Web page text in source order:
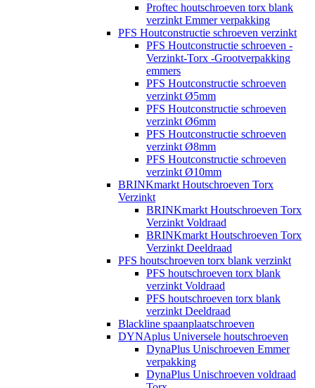
Proftec houtschroeven torx blank
verzinkt Emmer verpakking
PFS Houtconstructie schroeven verzinkt
PFS Houtconstructie schroeven -
Verzinkt-Torx -Grootverpakking
emmers
PFS Houtconstructie schroeven
verzinkt Ø5mm
PFS Houtconstructie schroeven
verzinkt Ø6mm
PFS Houtconstructie schroeven
verzinkt Ø8mm
PFS Houtconstructie schroeven
verzinkt Ø10mm
BRINKmarkt Houtschroeven Torx
Verzinkt
BRINKmarkt Houtschroeven Torx
Verzinkt Voldraad
BRINKmarkt Houtschroeven Torx
Verzinkt Deeldraad
PFS houtschroeven torx blank verzinkt
PFS houtschroeven torx blank
verzinkt Voldraad
PFS houtschroeven torx blank
verzinkt Deeldraad
Blackline spaanplaatschroeven
DYNAplus Universele houtschroeven
DynaPlus Unischroeven Emmer
verpakking
DynaPlus Unischroeven voldraad